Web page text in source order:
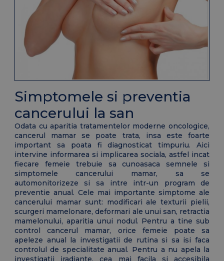
Simptomele si preventia
cancerului la san
Odata cu aparitia tratamentelor moderne oncologice,
cancerul mamar se poate trata, insa este foarte
important sa poata fi diagnosticat timpuriu. Aici
intervine informarea si implicarea sociala, astfel incat
fiecare femeie trebuie sa cunoasaca semnele si
simptomele cancerului mamar, sa se
automonitorizeze si sa intre intr-un program de
preventie anual. Cele mai importante simptome ale
cancerului mamar sunt: modificari ale texturii pielii,
scurgeri mamelonare, deformari ale unui san, retractia
mamelonului, aparitia unui nodul. Pentru a tine sub
control cancerul mamar, orice femeie poate sa
apeleze anual la investigatii de rutina si sa isi faca
controlul de specialitate anual. Pentru a nu apela la
investigatii iradiante, cea mai facila si accesibila